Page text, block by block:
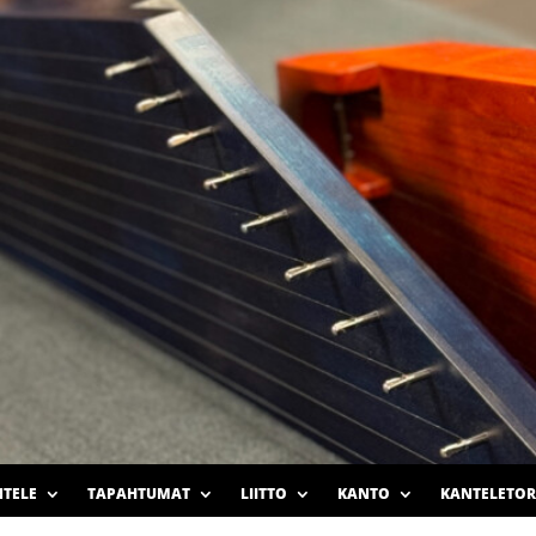
TAPAHTUMAT LIITTO KANTO